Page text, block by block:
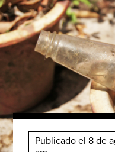
Publicado el 8 de